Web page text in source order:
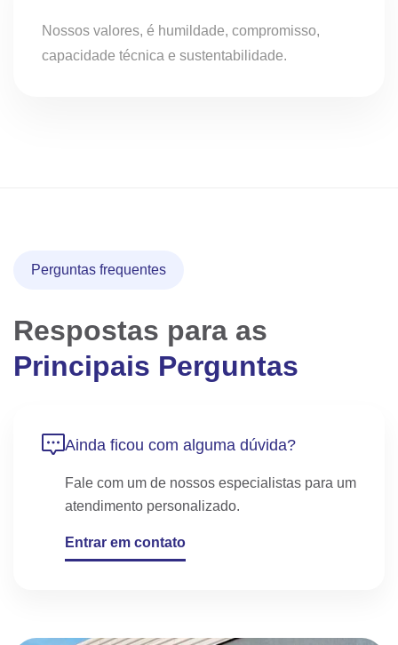
Nossos valores, é humildade, compromisso,
capacidade técnica e sustentabilidade.
Perguntas frequentes
Respostas para as
Principais Perguntas
Ainda ficou com alguma dúvida?
Fale com um de nossos especialistas para um
atendimento personalizado.
Entrar em contato